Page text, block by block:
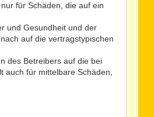
für Schäden, die auf ein
und Gesundheit und der
auf die vertragstypischen
des Betreibers auf die bei
auch für mittelbare Schäden,